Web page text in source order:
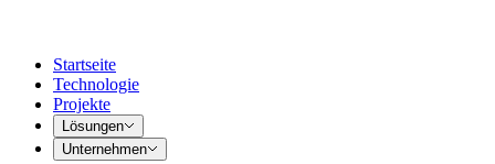
Startseite
Technologie
Projekte
Lösungen
Unternehmen